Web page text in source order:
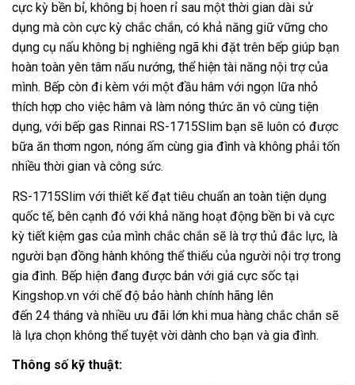
cực kỳ bền bỉ, không bị hoen rỉ sau một thời gian dài sử
dụng mà còn cực kỳ chắc chắn, có khả năng giữ vững cho
dụng cụ nấu không bị nghiêng ngã khi đặt trên bếp giúp bạn
hoàn toàn yên tâm nấu nướng, thể hiện tài năng nội trợ của
mình. Bếp còn đi kèm với một đầu hâm với ngọn lữa nhỏ
thích hợp cho việc hâm và làm nóng thức ăn vô cùng tiện
dụng, với bếp gas Rinnai RS-1715Slim bạn sẽ luôn có được
bữa ăn thơm ngon, nóng ấm cùng gia đình và không phải tốn
nhiều thời gian và công sức.
RS-1715Slim với thiết kế đạt tiêu chuẩn an toàn tiện dụng
quốc tế, bên cạnh đó với khả năng hoạt động bền bi và cực
kỳ tiết kiệm gas của mình chắc chắn sẽ là trợ thủ đắc lực, là
người bạn đồng hành không thể thiếu của người nội trợ trong
gia đình. Bếp hiện đang được bán với giá cực sốc tại
Kingshop.vn với chế độ bảo hành chính hãng lên
đến 24 tháng và nhiều ưu đãi lớn khi mua hàng chắc chắn sẽ
là lựa chọn không thể tuyệt vời dành cho bạn và gia đình.
Thông số kỹ thuật: